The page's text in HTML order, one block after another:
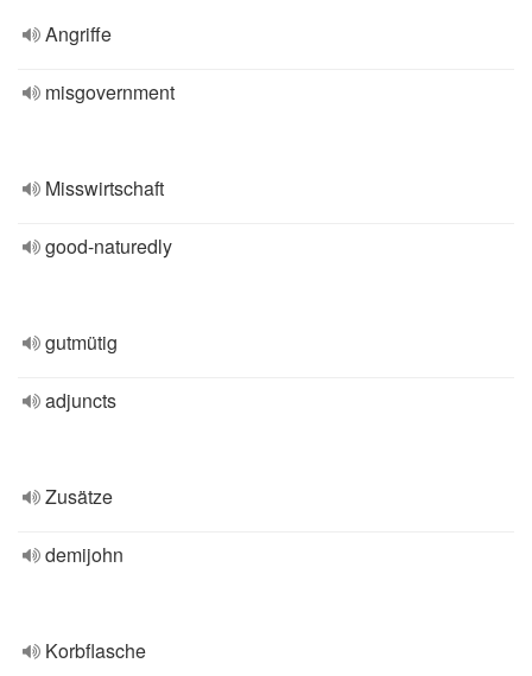
Angriffe
misgovernment
Misswirtschaft
good-naturedly
gutmütig
adjuncts
Zusätze
demijohn
Korbflasche